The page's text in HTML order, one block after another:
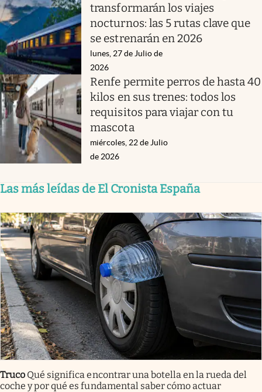
transformarán los viajes
nocturnos: las 5 rutas clave que
se estrenarán en 2026
lunes, 27 de Julio de
2026
Renfe permite perros de hasta 40
kilos en sus trenes: todos los
requisitos para viajar con tu
mascota
miércoles, 22 de Julio
de 2026
Las más leídas de El Cronista España
Truco Qué significa encontrar una botella en la rueda del
coche y por qué es fundamental saber cómo actuar